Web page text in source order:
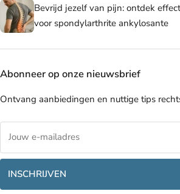
Bevrijd jezelf van pijn: ontdek
voor spondylarthrite ankylosante
Abonneer op onze nieuwsbrief
Ontvang aanbiedingen en nuttige tips
INSCHRIJVEN